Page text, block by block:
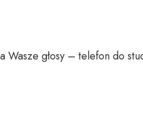
Wasze głosy – telefon do